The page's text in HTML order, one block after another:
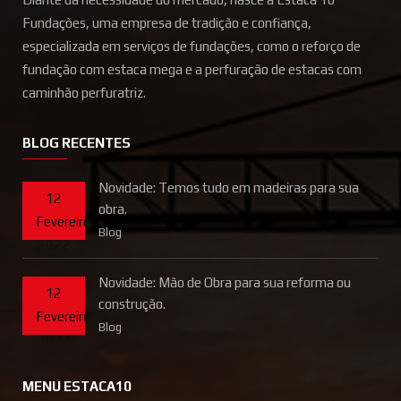
Fundações, uma empresa de tradição e confiança,
especializada em serviços de fundações, como o reforço de
fundação com estaca mega e a perfuração de estacas com
caminhão perfuratriz.
BLOG RECENTES
12
Fevereiro
2022
Novidade: Temos tudo em madeiras para sua
obra.
Blog
12
Fevereiro
2022
Novidade: Mão de Obra para sua reforma ou
construção.
Blog
MENU ESTACA10